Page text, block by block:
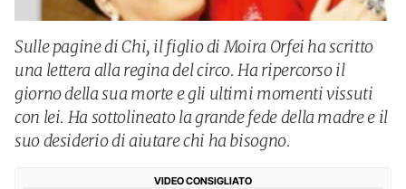
Sulle pagine di Chi, il figlio di Moira Orfei ha scritto
una lettera alla regina del circo. Ha ripercorso il
giorno della sua morte e gli ultimi momenti vissuti
con lei. Ha sottolineato la grande fede della madre e il
suo desiderio di aiutare chi ha bisogno.
VIDEO CONSIGLIATO